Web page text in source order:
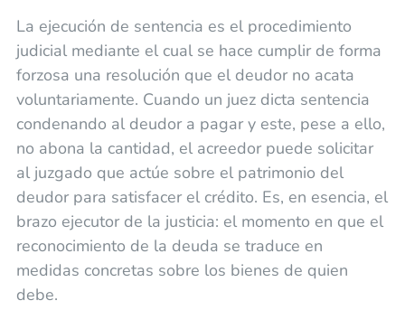
La ejecución de sentencia es el procedimiento
judicial mediante el cual se hace cumplir de forma
forzosa una resolución que el deudor no acata
voluntariamente. Cuando un juez dicta sentencia
condenando al deudor a pagar y este, pese a ello,
no abona la cantidad, el acreedor puede solicitar
al juzgado que actúe sobre el patrimonio del
deudor para satisfacer el crédito. Es, en esencia, el
brazo ejecutor de la justicia: el momento en que el
reconocimiento de la deuda se traduce en
medidas concretas sobre los bienes de quien
debe.